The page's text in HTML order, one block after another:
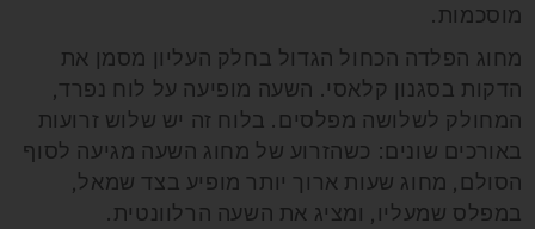
מוסכמות.
מחוג הפלדה הכחול הגדול בחלק העליון מסמן את
הדקות בסגנון קלאסי. השעה מופיעה על לוח נפרד,
המחולק לשלושה מפלסים. בלוח זה יש שלוש זרועות
באורכים שונים: כשהזרוע של מחוג השעה מגיעה לסוף
הסולם, מחוג שעות ארוך יותר מופיע בצד שמאל,
במפלס שמעליו, ומציג את השעה הרלוונטית.